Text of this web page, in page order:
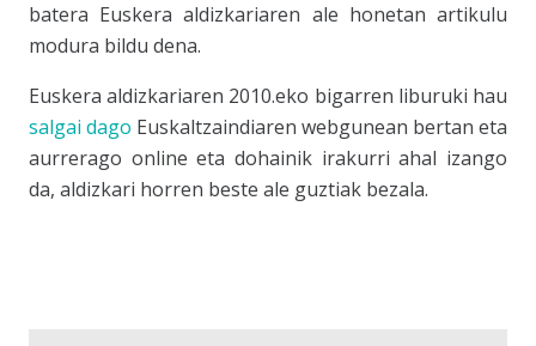
batera Euskera aldizkariaren ale honetan artikulu
modura bildu dena.
Euskera aldizkariaren 2010.eko bigarren liburuki hau
salgai dago Euskaltzaindiaren webgunean bertan eta
aurrerago online eta dohainik irakurri ahal izango
da, aldizkari horren beste ale guztiak bezala.